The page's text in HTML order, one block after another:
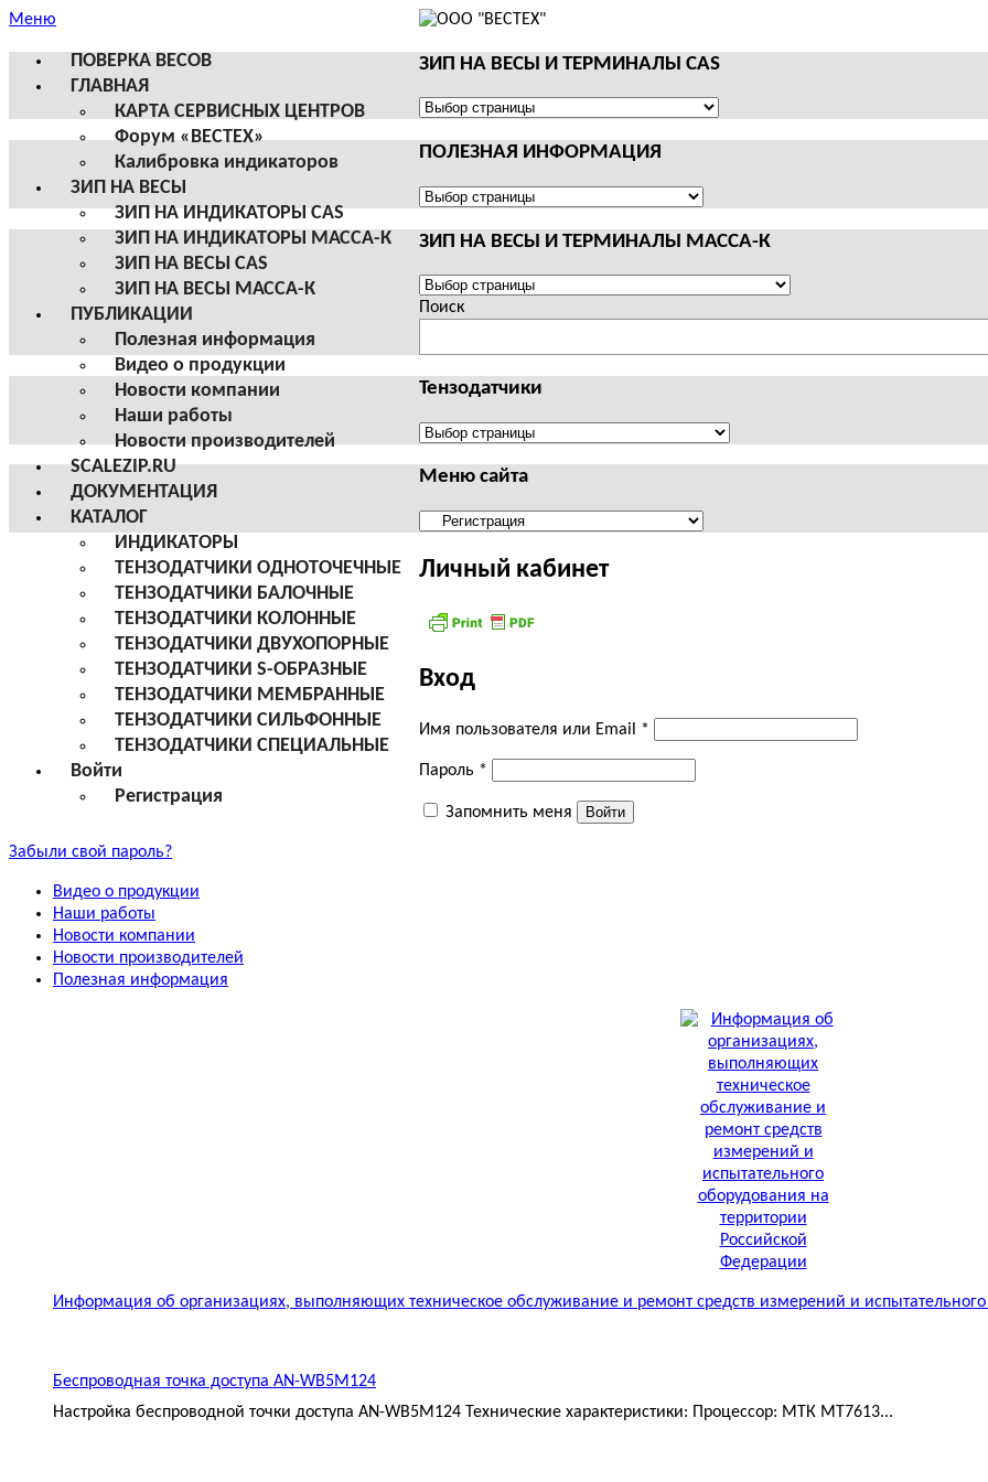
Меню
ПОВЕРКА ВЕСОВ
ГЛАВНАЯ
КАРТА СЕРВИСНЫХ ЦЕНТРОВ
Форум «ВЕСТЕХ»
Калибровка индикаторов
ЗИП НА ВЕСЫ
ЗИП НА ИНДИКАТОРЫ CAS
ЗИП НА ИНДИКАТОРЫ МАССА-К
ЗИП НА ВЕСЫ CAS
ЗИП НА ВЕСЫ МАССА-К
ПУБЛИКАЦИИ
Полезная информация
Видео о продукции
Новости компании
Наши работы
Новости производителей
SCALEZIP.RU
ДОКУМЕНТАЦИЯ
КАТАЛОГ
ИНДИКАТОРЫ
ТЕНЗОДАТЧИКИ ОДНОТОЧЕЧНЫЕ
ТЕНЗОДАТЧИКИ БАЛОЧНЫЕ
ТЕНЗОДАТЧИКИ КОЛОННЫЕ
ТЕНЗОДАТЧИКИ ДВУХОПОРНЫЕ
ТЕНЗОДАТЧИКИ S-ОБРАЗНЫЕ
ТЕНЗОДАТЧИКИ МЕМБРАННЫЕ
ТЕНЗОДАТЧИКИ СИЛЬФОННЫЕ
ТЕНЗОДАТЧИКИ СПЕЦИАЛЬНЫЕ
Войти
Регистрация
ЗИП НА ВЕСЫ И ТЕРМИНАЛЫ CAS
ЗИП
ВЕСЫ
ТЕРМИНАЛЫ
ПОЛЕЗНАЯ ИНФОРМАЦИЯ
ПОЛЕЗНАЯ
ЗИП НА ВЕСЫ И ТЕРМИНАЛЫ МАССА-К
ЗИП
НА
И
ТЕРМИНАЛЫ
МАССА-
Поиск
Тензодатчики
Тензодатчики
Меню сайта
Меню
Личный кабинет
Вход
Имя пользователя или Email *
Пароль *
Запомнить меня Войти
Забыли свой пароль?
Видео о продукции
Наши работы
Новости компании
Новости производителей
Полезная информация
Информация об организациях, выполняющих техническое обслуживание и ремонт средств измерений и
Беспроводная точка доступа AN-WB5M124
Настройка беспроводной точки доступа AN-WB5M124 Технические характеристики: Процессор: МТК MT7613...